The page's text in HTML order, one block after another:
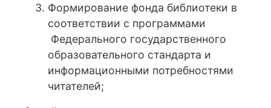
Формирование фонда библиотеки в
соответствии с программами
Федерального государственного
образовательного стандарта и
информационными потребностями
читателей;